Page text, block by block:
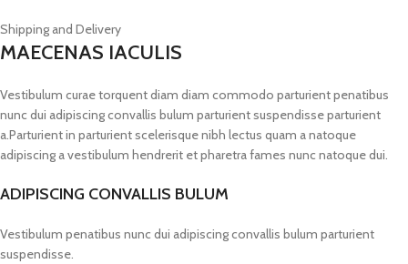
Shipping and Delivery
MAECENAS IACULIS
Vestibulum curae torquent diam diam commodo parturient penatibus
nunc dui adipiscing convallis bulum parturient suspendisse parturient
a.Parturient in parturient scelerisque nibh lectus quam a natoque
adipiscing a vestibulum hendrerit et pharetra fames nunc natoque dui.
ADIPISCING CONVALLIS BULUM
Vestibulum penatibus nunc dui adipiscing convallis bulum parturient
suspendisse.